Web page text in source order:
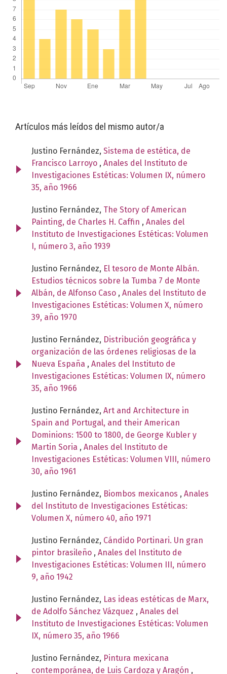
Artículos más leídos del mismo autor/a
Justino Fernández, Sistema de estética, de
Francisco Larroyo , Anales del Instituto de
Investigaciones Estéticas: Volumen IX, número
35, año 1966
Justino Fernández, The Story of American
Painting, de Charles H. Caffin , Anales del
Instituto de Investigaciones Estéticas: Volumen
I, número 3, año 1939
Justino Fernández, El tesoro de Monte Albán.
Estudios técnicos sobre la Tumba 7 de Monte
Albán, de Alfonso Caso , Anales del Instituto de
Investigaciones Estéticas: Volumen X, número
39, año 1970
Justino Fernández, Distribución geográfica y
organización de las órdenes religiosas de la
Nueva España , Anales del Instituto de
Investigaciones Estéticas: Volumen IX, número
35, año 1966
Justino Fernández, Art and Architecture in
Spain and Portugal, and their American
Dominions: 1500 to 1800, de George Kubler y
Martin Soria , Anales del Instituto de
Investigaciones Estéticas: Volumen VIII, número
30, año 1961
Justino Fernández, Biombos mexicanos , Anales
del Instituto de Investigaciones Estéticas:
Volumen X, número 40, año 1971
Justino Fernández, Cándido Portinari. Un gran
pintor brasileño , Anales del Instituto de
Investigaciones Estéticas: Volumen III, número
9, año 1942
Justino Fernández, Las ideas estéticas de Marx,
de Adolfo Sánchez Vázquez , Anales del
Instituto de Investigaciones Estéticas: Volumen
IX, número 35, año 1966
Justino Fernández, Pintura mexicana
contemporánea, de Luis Cardoza y Aragón ,